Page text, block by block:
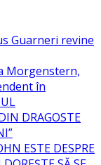
Guarneri revine
Morgenstern,
în
DRAGOSTE
ESTE DESPRE